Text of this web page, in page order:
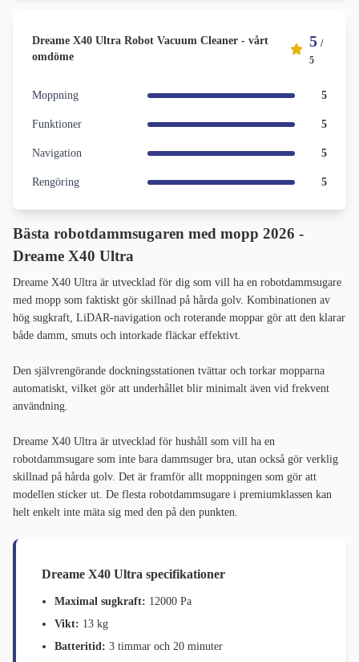
Dreame X40 Ultra Robot Vacuum Cleaner - vårt
omdöme
5 /
5
Moppning 5
Funktioner 5
Navigation 5
Rengöring 5
Bästa robotdammsugaren med mopp 2026 -
Dreame X40 Ultra
Dreame X40 Ultra är utvecklad för dig som vill ha en robotdammsugare
med mopp som faktiskt gör skillnad på hårda golv. Kombinationen av
hög sugkraft, LiDAR-navigation och roterande moppar gör att den klarar
både damm, smuts och intorkade fläckar effektivt.
Den självrengörande dockningsstationen tvättar och torkar mopparna
automatiskt, vilket gör att underhållet blir minimalt även vid frekvent
användning.
Dreame X40 Ultra är utvecklad för hushåll som vill ha en
robotdammsugare som inte bara dammsuger bra, utan också gör verklig
skillnad på hårda golv. Det är framför allt moppningen som gör att
modellen sticker ut. De flesta robotdammsugare i premiumklassen kan
helt enkelt inte mäta sig med den på den punkten.
Dreame X40 Ultra specifikationer
Maximal sugkraft: 12000 Pa
Vikt: 13 kg
Batteritid: 3 timmar och 20 minuter